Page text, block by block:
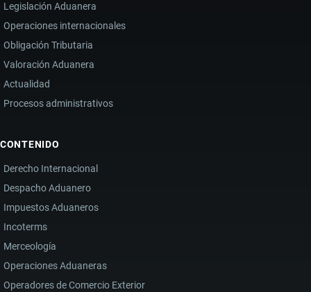
Legislación Aduanera
Operaciones internacionales
Obligación Tributaria
Valoración Aduanera
Actualidad
Procesos administrativos
CONTENIDO
Derecho Internacional
Despacho Aduanero
Impuestos Aduaneros
Incoterms
Merceología
Operaciones Aduaneras
Operadores de Comercio Exterior